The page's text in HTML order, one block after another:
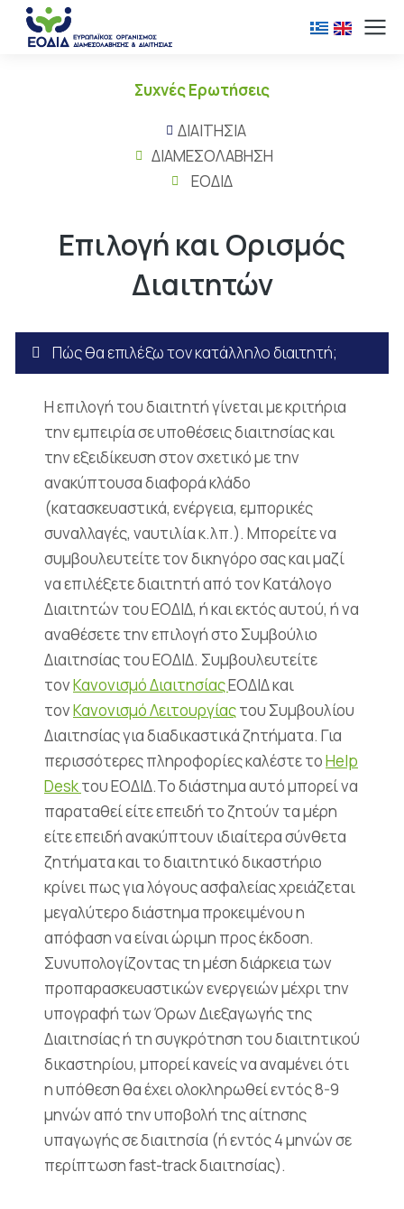
Συχνές Ερωτήσεις
ΔΙΑΙΤΗΣΙΑ
ΔΙΑΜΕΣΟΛΑΒΗΣΗ
ΕΟΔΙΔ
Επιλογή και Ορισμός
Διαιτητών
Πώς θα επιλέξω τον κατάλληλο διαιτητή;
Η επιλογή του διαιτητή γίνεται με κριτήρια
την εμπειρία σε υποθέσεις διαιτησίας και
την εξειδίκευση στον σχετικό με την
ανακύπτουσα διαφορά κλάδο
(κατασκευαστικά, ενέργεια, εμπορικές
συναλλαγές, ναυτιλία κ.λπ.). Μπορείτε να
συμβουλευτείτε τον δικηγόρο σας και μαζί
να επιλέξετε διαιτητή από τον Κατάλογο
Διαιτητών του ΕΟΔΙΔ, ή και εκτός αυτού, ή να
αναθέσετε την επιλογή στο Συμβούλιο
Διαιτησίας του ΕΟΔΙΔ. Συμβουλευτείτε
τονΚανονισμό ΔιαιτησίαςΕΟΔΙΔ και
τονΚανονισμό Λειτουργίαςτου Συμβουλίου
Διαιτησίας για διαδικαστικά ζητήματα. Για
περισσότερες πληροφορίες καλέστε τοHelp
Deskτου ΕΟΔΙΔ.Το διάστημα αυτό μπορεί να
παραταθεί είτε επειδή το ζητούν τα μέρη
είτε επειδή ανακύπτουν ιδιαίτερα σύνθετα
ζητήματα και το διαιτητικό δικαστήριο
κρίνει πως για λόγους ασφαλείας χρειάζεται
μεγαλύτερο διάστημα προκειμένου η
απόφαση να είναι ώριμη προς έκδοση.
Συνυπολογίζοντας τη μέση διάρκεια των
προπαρασκευαστικών ενεργειών μέχρι την
υπογραφή των Όρων Διεξαγωγής της
Διαιτησίας ή τη συγκρότηση του διαιτητικού
δικαστηρίου, μπορεί κανείς να αναμένει ότι
η υπόθεση θα έχει ολοκληρωθεί εντός 8-9
μηνών από την υποβολή της αίτησης
υπαγωγής σε διαιτησία (ή εντός 4 μηνών σε
περίπτωση fast-track διαιτησίας).